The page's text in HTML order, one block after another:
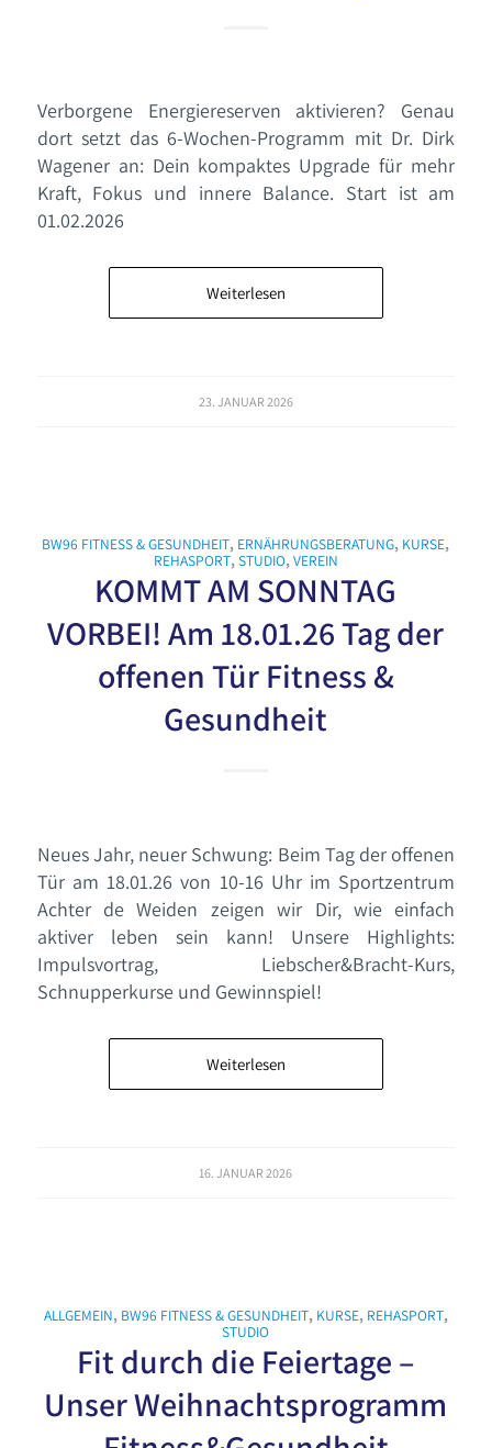
Verborgene Energiereserven aktivieren? Genau
dort setzt das 6-Wochen-Programm mit Dr. Dirk
Wagener an: Dein kompaktes Upgrade für mehr
Kraft, Fokus und innere Balance. Start ist am
01.02.2026
Weiterlesen
23. JANUAR 2026
BW96 FITNESS & GESUNDHEIT, ERNÄHRUNGSBERATUNG, KURSE,
REHASPORT,STUDIO,VEREIN
KOMMT AM SONNTAG
VORBEI! Am 18.01.26 Tag der
offenen Tür Fitness &
Gesundheit
Neues Jahr, neuer Schwung: Beim Tag der offenen
Tür am 18.01.26 von 10-16 Uhr im Sportzentrum
Achter de Weiden zeigen wir Dir, wie einfach
aktiver leben sein kann! Unsere Highlights:
Impulsvortrag, Liebscher&Bracht-Kurs,
Schnupperkurse und Gewinnspiel!
Weiterlesen
16. JANUAR 2026
ALLGEMEIN, BW96 FITNESS & GESUNDHEIT, KURSE, REHASPORT,
STUDIO
Fit durch die Feiertage –
Unser Weihnachtsprogramm